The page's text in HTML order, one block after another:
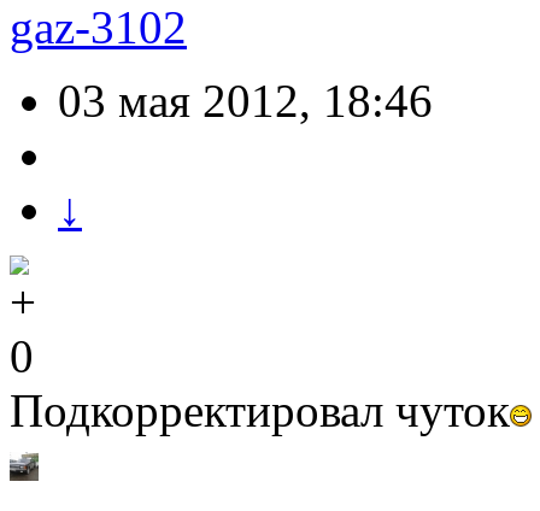
gaz-3102
03 мая 2012, 18:46
↓
0
Подкорректировал чуток